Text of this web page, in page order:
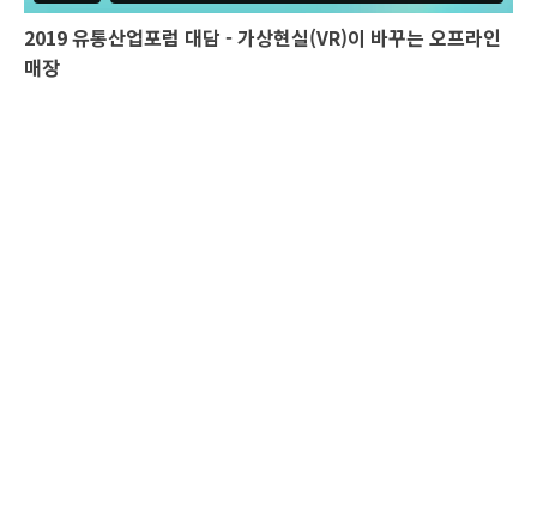
2019 유통산업포럼 대담 - 가상현실(VR)이 바꾸는 오프라인
매장